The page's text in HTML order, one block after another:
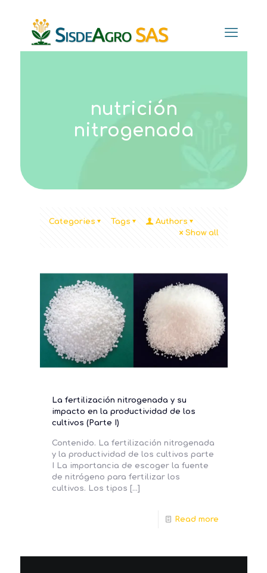
nutrición
nitrogenada
Categories Tags
Authors
Show all
La fertilización nitrogenada y su
impacto en la productividad de los
cultivos (Parte I)
Contenido. La fertilización nitrogenada
y la productividad de los cultivos parte
I La importancia de escoger la fuente
de nitrógeno para fertilizar los
cultivos. Los tipos […]
Read more